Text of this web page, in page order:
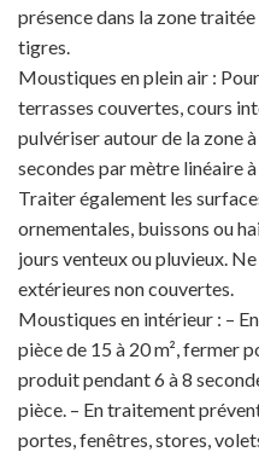
présence dans la zone
tigres.
Moustiques en plein air :
terrasses couvertes, cours
pulvériser autour de la zone
secondes par mètre linéaire
Traiter également les
ornementales, buissons ou
jours venteux ou pluvieux.
extérieures non couvertes.
Moustiques en intérieur : –
pièce de 15 à 20 m², fermer
produit pendant 6 à 8
pièce. – En traitement
portes, fenêtres, stores,